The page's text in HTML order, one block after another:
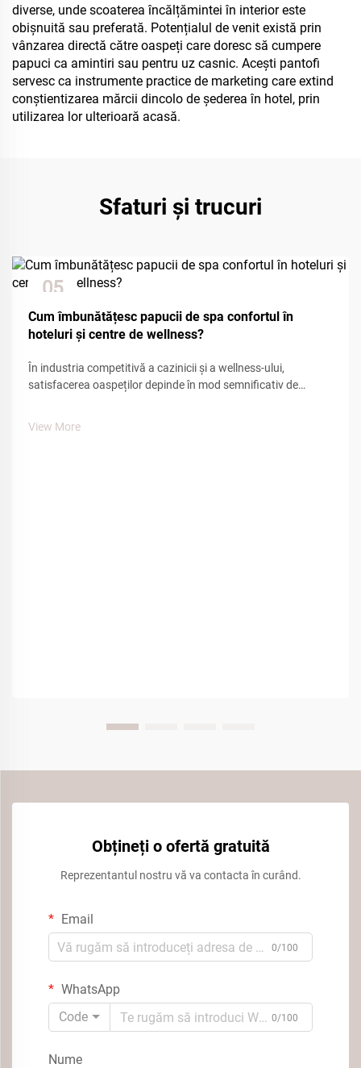
diverse, unde scoaterea încălțămintei în interior este
obișnuită sau preferată. Potențialul de venit există prin
vânzarea directă către oaspeți care doresc să cumpere
papuci ca amintiri sau pentru uz casnic. Acești pantofi
servesc ca instrumente practice de marketing care extind
conștientizarea mărcii dincolo de șederea în hotel, prin
utilizarea lor ulterioară acasă.
Sfaturi și trucuri
05
Dec
Cum îmbunătățesc papucii de spa confortul în
hoteluri și centre de wellness?
În industria competitivă a cazinicii și a wellness-ului,
satisfacerea oaspeților depinde în mod semnificativ de
View More
Obțineți o ofertă gratuită
Reprezentantul nostru vă va contacta în curând.
Email
0/100
WhatsApp
Code
0/100
Nume